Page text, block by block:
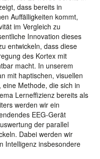
dass bereits in
Auffälligkeiten kommt,
im Vergleich zu
Innovation dieses
entwickeln, dass diese
des Kortex mit
macht. In unserem
mit haptischen, visuellen
Methode, die sich in
Lerneffizienz bereits als
werden wir ein
EEG-Gerät
der parallel
Dabei werden wir
Intelligenz insbesondere